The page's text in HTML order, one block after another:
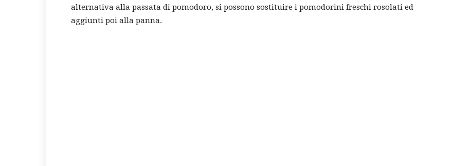
alternativa alla passata di pomodoro, si possono sostituire i pomodorini freschi rosolati ed
aggiunti poi alla panna.